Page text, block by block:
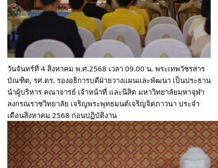
วันจันทร์ที่ 4 สิงหาคม พ.ศ.2568 เวลา 09.00 น. พระเทพวัชรสาร
บัณฑิต, รศ.ดร. รองอธิการบดีฝ่ายวางแผนและพัฒนา เป็นประธาน
นำผู้บริหาร คณาจารย์ เจ้าหน้าที่ และนิสิต มหาวิทยาลัยมหาจุฬา
ลงกรณราชวิทยาลัย เจริญพระพุทธมนต์เจริญจิตภาวนา ประจำ
เดือนสิงหาคม 2568 ก่อนปฏิบัติงาน